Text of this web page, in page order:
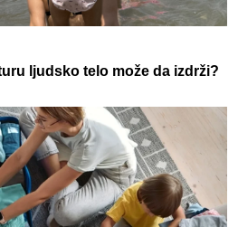
ljudsko telo može da izdrži?